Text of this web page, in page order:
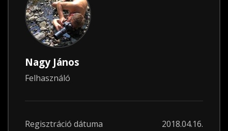
Nagy János
Felhasználó
Regisztráció dátuma
2018.04.16.